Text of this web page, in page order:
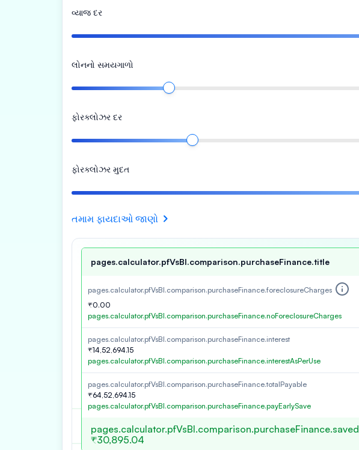
વ્યાજ દર
લોનનો સમયગાળો
ફોરક્લોઝર દર
ફોરક્લોઝર મુદત
તમામ ફાયદાઓ જાણો
pages.calculator.pfVsBl.comparison.purchaseFinance.title
pages.calculator.pfVsBl.comparison.purchaseFinance.foreclosureCharges
₹0.00
pages.calculator.pfVsBl.comparison.purchaseFinance.noForeclosureCharges
pages.calculator.pfVsBl.comparison.purchaseFinance.interest
₹14,52,694.15
pages.calculator.pfVsBl.comparison.purchaseFinance.interestAsPerUse
pages.calculator.pfVsBl.comparison.purchaseFinance.totalPayable
₹64,52,694.15
pages.calculator.pfVsBl.comparison.purchaseFinance.payEarlySave
pages.calculator.pfVsBl.comparison.purchaseFinance.saved
₹30,895.04